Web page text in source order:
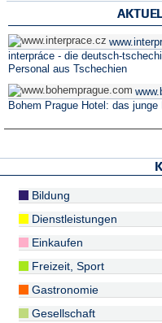
interpráce - die deutsch-
Personal aus Tschechien
Bohem Prague Hotel: das
Bildung
Dienstleistungen
Einkaufen
Freizeit, Sport
Gastronomie
Gesellschaft